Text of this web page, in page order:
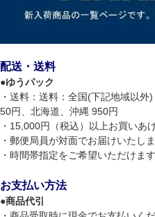
配送・送料
●ゆうパック
・送料：送料：全国(下記地域以
50円、北海道、沖縄 950円
・15,000円（税込）以上お買いあ
・郵便局員が対面でお届けいたしま
・時間帯指定をご希望いただけます
お支払い方法
●商品代引